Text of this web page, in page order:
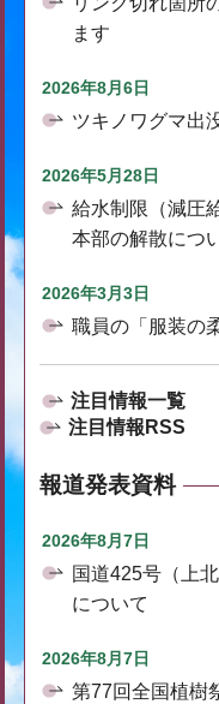
ます
2026年8月6日
ツキノワグマ出
2026年5月28日
給水制限（減圧
本部の解散につ
2026年3月3日
職員の「服装の
注目情報一覧
注目情報RSS
報道発表資料
2026年8月7日
国道425号（上
について
2026年8月7日
第77回全国植樹